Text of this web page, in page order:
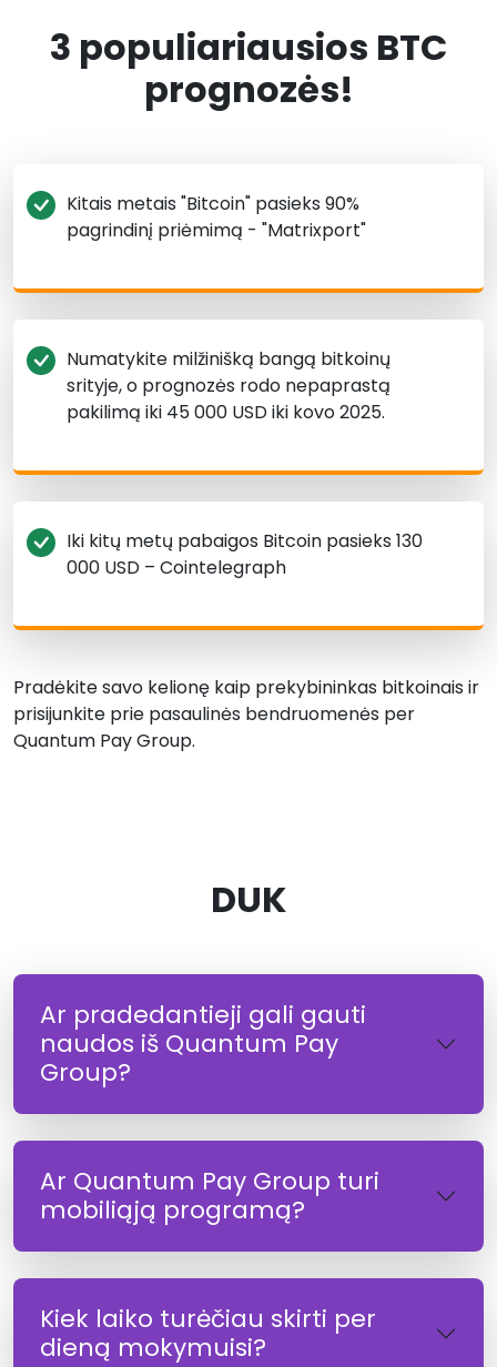
3 populiariausios BTC
prognozės!
Kitais metais "Bitcoin" pasieks 90%
pagrindinį priėmimą - "Matrixport"
Numatykite milžinišką bangą bitkoinų
srityje, o prognozės rodo nepaprastą
pakilimą iki 45 000 USD iki kovo 2025.
Iki kitų metų pabaigos Bitcoin pasieks 130
000 USD – Cointelegraph
Pradėkite savo kelionę kaip prekybininkas bitkoinais ir
prisijunkite prie pasaulinės bendruomenės per
Quantum Pay Group.
DUK
Ar pradedantieji gali gauti
naudos iš Quantum Pay
Group?
Ar Quantum Pay Group turi
mobiliąją programą?
Kiek laiko turėčiau skirti per
dieną mokymuisi?